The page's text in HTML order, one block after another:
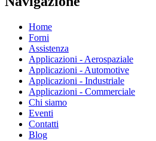
Home
Forni
Assistenza
Applicazioni - Aerospaziale
Applicazioni - Automotive
Applicazioni - Industriale
Applicazioni - Commerciale
Chi siamo
Eventi
Contatti
Blog